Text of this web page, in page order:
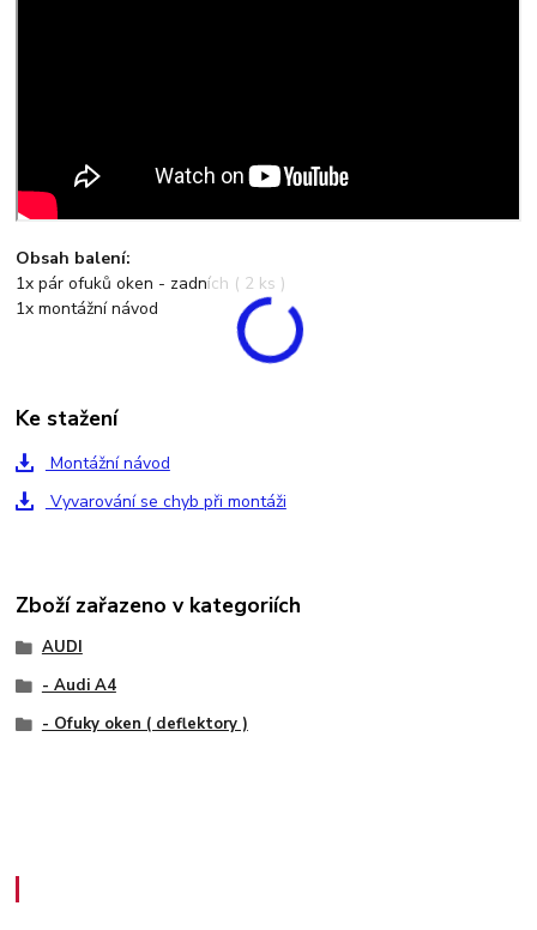
Obsah balení:
1x pár ofuků oken - zadních ( 2 ks )
1x montážní návod
Ke stažení
Montážní návod
Vyvarování se chyb při montáži
Zboží zařazeno v kategoriích
AUDI
- Audi A4
- Ofuky oken ( deflektory )